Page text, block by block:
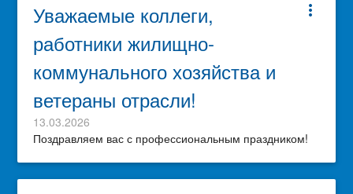
more_vert
Уважаемые коллеги,
работники жилищно-
коммунального хозяйства и
ветераны отрасли!
13.03.2026
Поздравляем вас с профессиональным праздником!